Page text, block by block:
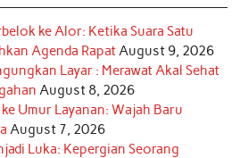
ke Alor: Ketika Suara Satu
Agenda RapatAugust 9, 2026
Layar : Merawat Akal Sehat
August 8, 2026
Umur Layanan: Wajah Baru
August 7, 2026
Luka: Kepergian Seorang